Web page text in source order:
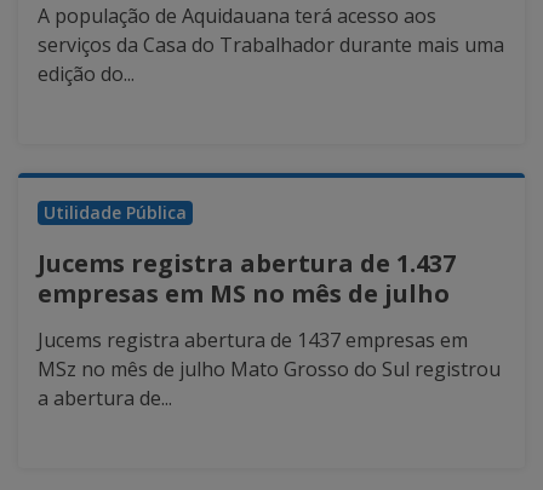
A população de Aquidauana terá acesso aos
serviços da Casa do Trabalhador durante mais uma
edição do...
Utilidade Pública
Jucems registra abertura de 1.437
empresas em MS no mês de julho
Jucems registra abertura de 1437 empresas em
MSz no mês de julho Mato Grosso do Sul registrou
a abertura de...